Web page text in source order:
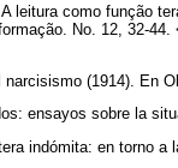
leitura como função
No. 12, 32-
(1914). En
ensayos sobre la
indómita: en torno